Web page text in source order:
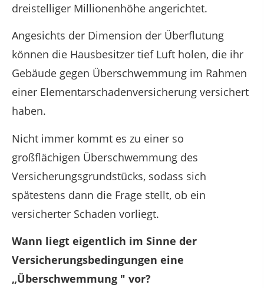
dreistelliger Millionenhöhe angerichtet.
Angesichts der Dimension der Überflutung
können die Hausbesitzer tief Luft holen, die ihr
Gebäude gegen Überschwemmung im Rahmen
einer Elementarschadenversicherung versichert
haben.
Nicht immer kommt es zu einer so
großflächigen Überschwemmung des
Versicherungsgrundstücks, sodass sich
spätestens dann die Frage stellt, ob ein
versicherter Schaden vorliegt.
Wann liegt eigentlich im Sinne der
Versicherungsbedingungen eine
„Überschwemmung " vor?